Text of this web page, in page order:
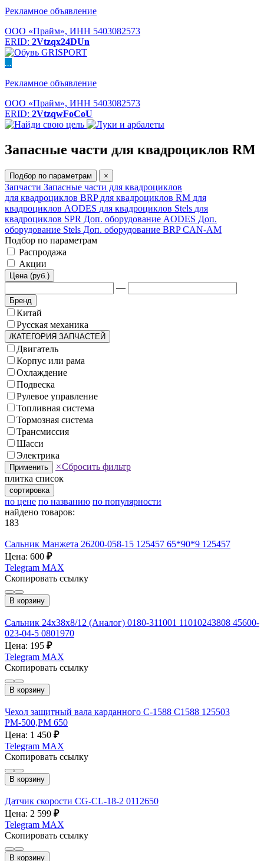
Рекламное объявление
ООО «Прайм», ИНН 5403082573
ERID: 2Vtzqx24DUn
...
Рекламное объявление
ООО «Прайм», ИНН 5403082573
ERID: 2VtzqwFoCoU
Запасные части для квадроциклов RM
Подбор по параметрам ×
Запчасти Запасные части для квадроциклов
для квадроциклов BRP для квадроциклов RM для
квадроциклов AODES для квадроциклов Stels для
квадроциклов SPR Доп. оборудование AODES Доп.
оборудование Stels Доп. оборудование BRP CAN-AM
Подбор по параметрам
Распродажа
Акции
Цена (руб.)
—
Бренд
Китай
Русская механика
/КАТЕГОРИЯ ЗАПЧАСТЕЙ
Двигатель
Корпус или рама
Охлаждение
Подвеска
Рулевое управление
Топливная система
Тормозная система
Трансмиссия
Шасси
Электрика
Применить ×Сбросить фильтр
плитка список
сортировка
по цене по названию по популярности
найдено товаров:
183
Сальник Манжета 26200-058-15 125457 65*90*9 125457
Цена: 600 ₽
Telegram MAX
Скопировать ссылку
В корзину
Сальник 24х38х8/12 (Аналог) 0180-311001 11010243808 45600-
023-04-5 0801970
Цена: 195 ₽
Telegram MAX
Скопировать ссылку
В корзину
Чехол защитный вала карданного С-1588 С1588 125503
РМ-500,РМ 650
Цена: 1 450 ₽
Telegram MAX
Скопировать ссылку
В корзину
Датчик скорости CG-CL-18-2 0112650
Цена: 2 599 ₽
Telegram MAX
Скопировать ссылку
В корзину